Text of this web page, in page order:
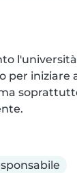
per